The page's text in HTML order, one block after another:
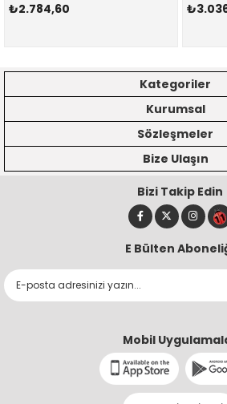
₺2.784,60
Kategoriler
Kurumsal
Sözleşmeler
Bize Ulaşın
Bizi Takip Edin
E Bülten
Mobil